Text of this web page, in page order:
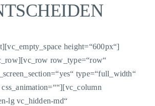
height=“600px“]
row_type=“row“
type=“full_width“
lg vc_hidden-md“